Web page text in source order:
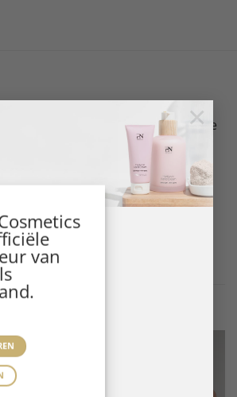
van
×
van de nr. 4 kun je de
eenvoudig en snel aanbrengen.
dit penseel komt ook goed van
producten